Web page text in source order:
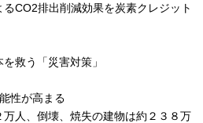
CO2排出削減効果を炭素クレジット
救う「災害対策」
性が高まる
人、倒壊、焼失の建物は約２３８万